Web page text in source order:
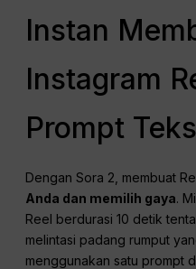
Instan
Instagram
Prompt Teks
Dengan Sora 2, membuat
Anda dan memilih gaya.
Reel berdurasi 10 detik
melintasi padang rumput
menggunakan satu prompt